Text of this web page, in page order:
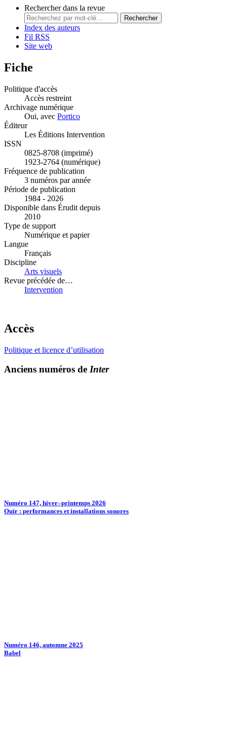
Rechercher dans la revue
Rechercher
Index des auteurs
Fil RSS
Site web
Fiche
Politique d'accès
Accès restreint
Archivage numérique
Oui, avec Portico
Éditeur
Les Éditions Intervention
ISSN
0825-8708 (imprimé)
1923-2764 (numérique)
Fréquence de publication
3 numéros par année
Période de publication
1984 - 2026
Disponible dans Érudit depuis
2010
Type de support
Numérique et papier
Langue
Français
Discipline
Arts visuels
Revue précédée de…
Intervention
Accès
Politique et licence d’utilisation
Anciens numéros de Inter
Numéro 147, hiver–printemps 2026
Ouïr : performances et installations sonores
Numéro 146, automne 2025
Babel